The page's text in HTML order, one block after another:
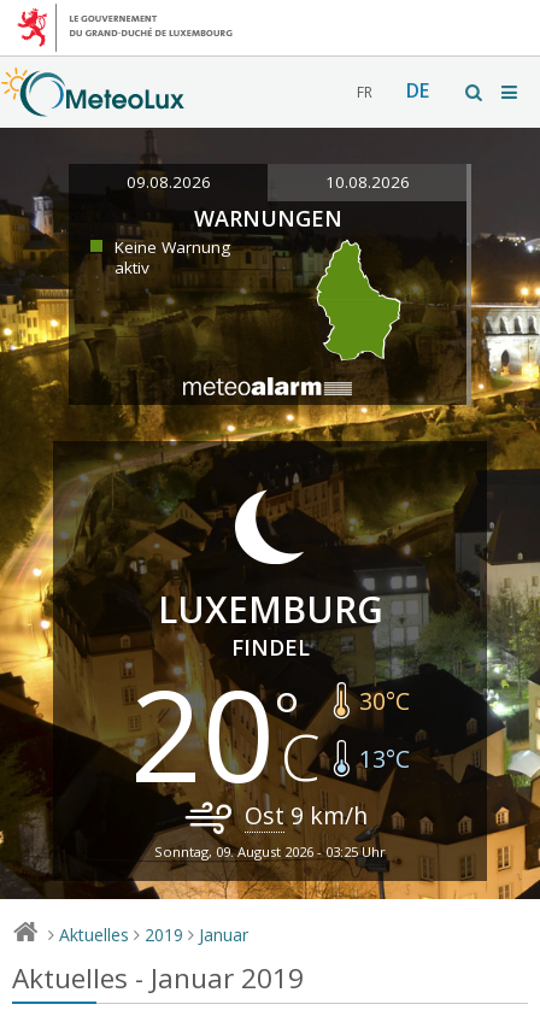
FR DE
09.08.2026 10.08.2026
WARNUNGEN
Keine Warnung
aktiv
LUXEMBURG
FINDEL
20 30°C
13°C
Ost9 km/h
Sonntag, 09. August 2026 - 03:25 Uhr
> Aktuelles > 2019 > Januar
Aktuelles - Januar 2019